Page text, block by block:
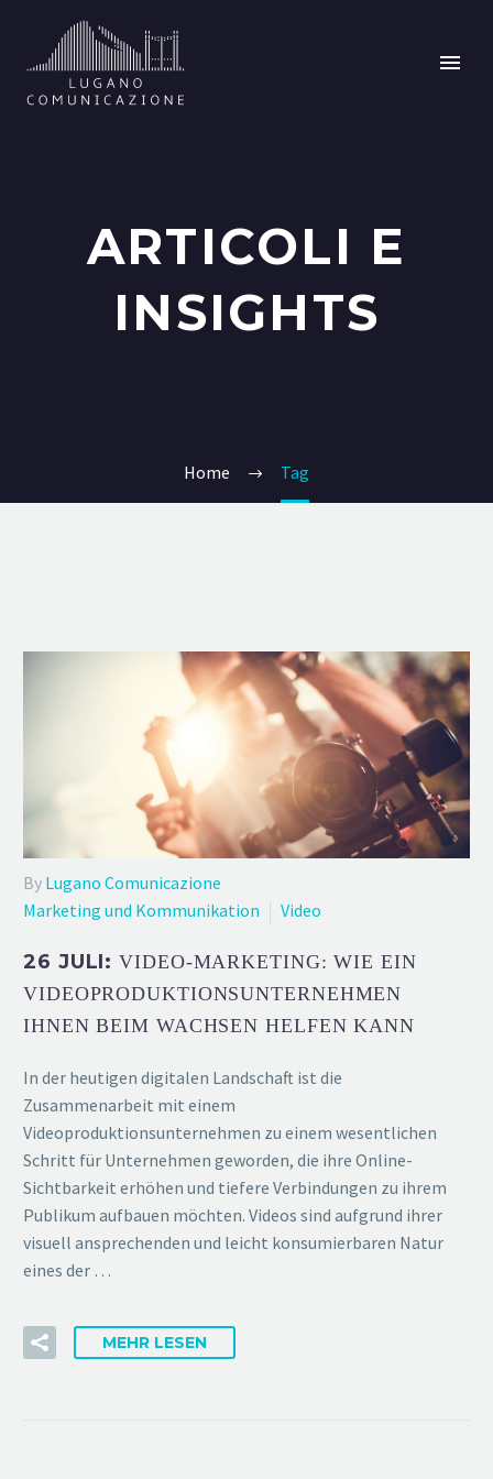
ARTICOLI E
INSIGHTS
Home Tag
By Lugano Comunicazione
Marketing und Kommunikation
Video
26 JULI:VIDEO-MARKETING: WIE EIN
VIDEOPRODUKTIONSUNTERNEHMEN
IHNEN BEIM WACHSEN HELFEN KANN
In der heutigen digitalen Landschaft ist die
Zusammenarbeit mit einem
Videoproduktionsunternehmen zu einem wesentlichen
Schritt für Unternehmen geworden, die ihre Online-
Sichtbarkeit erhöhen und tiefere Verbindungen zu ihrem
Publikum aufbauen möchten. Videos sind aufgrund ihrer
visuell ansprechenden und leicht konsumierbaren Natur
eines der …
MEHR LESEN